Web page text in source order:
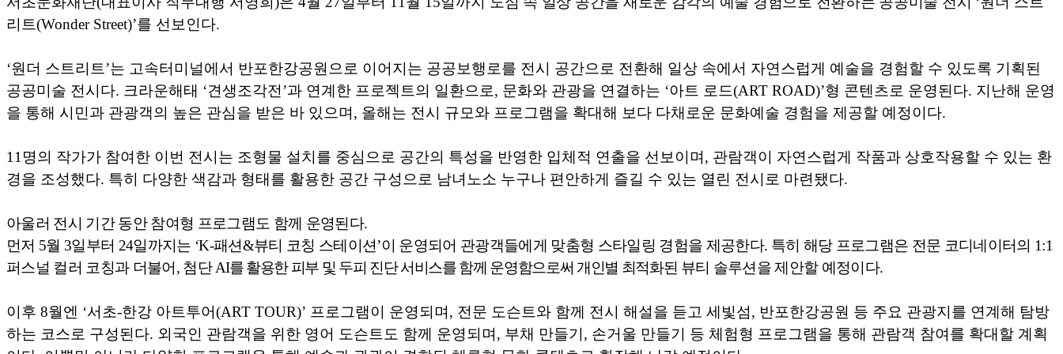
리트(Wonder Street)’를 선보인다.
‘원더 스트리트’는 고속터미널에서 반포한강공원으로 이어지는 공공보행로를 전시 공간으로 전환해 일상 속에서 자연스럽게 예술을 경험할 수 있도록 기획된
공공미술 전시다. 크라운해태 ‘견생조각전’과 연계한 프로젝트의 일환으로, 문화와 관광을 연결하는 ‘아트 로드(ART ROAD)’형 콘텐츠로 운영된다. 지난해 운영
을 통해 시민과 관광객의 높은 관심을 받은 바 있으며 , 올해는 전시 규모와 프로그램을 확대해 보다 다채로운 문화예술 경험을 제공할 예정이다.
11 명의 작가가 참여한 이번 전시는 조형물 설치를 중심으로 공간의 특성을 반영한 입체적 연출을 선보이며 , 관람객이 자연스럽게 작품과 상호작용할 수 있는 환
경을 조성했다. 특히 다양한 색감과 형태를 활용한 공간 구성으로 남녀노소 누구나 편안하게 즐길 수 있는 열린 전시로 마련됐다.
아울러 전시 기간 동안 참여형 프로그램도 함께 운영된다.
먼저 5월 3일부터 24일까지는 ‘K-패션&뷰티 코칭 스테이션’이 운영되어 관광객들에게 맞춤형 스타일링 경험을 제공한다. 특히 해당 프로그램은 전문 코디네이터의 1:1
퍼스널 컬러 코칭과 더불어 , 첨단AI를 활용한 피부 및 두피 진단 서비스를 함께 운영함으로써 개인별 최적화된 뷰티 솔루션을 제안할 예정이다.
이후 8월엔 ‘서초-한강 아트투어(ART TOUR)’ 프로그램이 운영되며 , 전문 도슨트와 함께 전시 해설을 듣고 세빛섬, 반포한강공원 등 주요 관광지를 연계해 탐방
하는 코스로 구성된다. 외국인 관람객을 위한 영어 도슨트도 함께 운영되며 , 부채 만들기 , 손거울 만들기 등 체험형 프로그램을 통해 관람객 참여를 확대할 계획